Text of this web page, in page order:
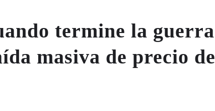
termine la guerra
masiva de precio de